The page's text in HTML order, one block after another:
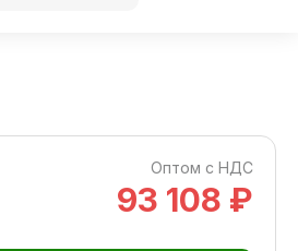
Оптом с НДС
93 108 ₽